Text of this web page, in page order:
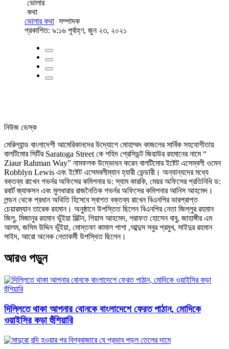
ভোলার কথা সম্পাদক
প্রকাশিত: ৯:১৬ পূর্বাহ্ণ, জুন ২৩, ২০২১
নিউজ ডেস্ক
মেরিল্যান্ড বাংলাদেশী আমেরিকানদের উদ্যোগে মোহাম্মদ কাজলের সার্বিক সহযোগীতায়
বালটিমোর সিটির Saratoga Street কে শহিদ প্রেসিডন্ট জিয়াউর রহমানের নামে “
Ziaur Rahman Way” নামফলক উদ্ভোধন করেন বালটিমোর ইষ্টেট এসেম্বলী ওমেন
Robblyn Lewis এবং ইষ্টেট এসেমবলীম্যান হ্যারী ভেন্ডারী। অন্যান্যদের মধ্যে
বক্তব্য রাখেন গভর্নর অফিসের কমিশনার ড: স্যাম কারকি, মেয়র অফিসের প্রতিনিধি ড:
রবার্ট জ্যাকসন এবং মুলধারার রাজনৈতিক গভর্নর অফিসের কমিশনার আনিস আহমেদ।
লন্ডন থেকে প্রধান অথিতি হিসেবে স্বাগত বক্তব্য রাখেন বিএনপির ভারপ্রাপ্ত
চেয়ারম্যান তারেক রহমান। অনুষ্ঠানে উপস্তিত ছিলেন বিএনপির নেতা জিল্লুর রহমান
জিলু, মিজানুর রহমান ভুঁইয়া মিল্টন, গিয়াস আহমেদ, শরাফত হোসেন বাবু, জাহাঙ্গীর এম
আলম, জসিম উদ্দিন ভুঁইয়া, মোস্তফা কামাল পাশা ,আব্দুস সবুর প্রমুখ, সাইদুর রহমান
সাইদ, আরো অনেক নেতাকর্মী উপস্থিত ছিলেন।
আরও পড়ুন
দিল্লিতে থাকা আপনার বোনকে বাংলাদেশে ফেরত পাঠান, মোদিকে
ওয়াইসির কড়া হুঁশিয়ারি